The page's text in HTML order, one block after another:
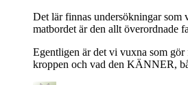
Det lär finnas undersökningar som
matbordet är den allt överordnade
Egentligen är det vi vuxna som
kroppen och vad den KÄNNER,